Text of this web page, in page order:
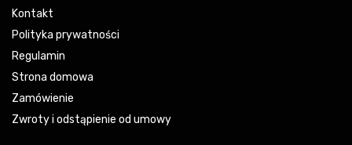
Kontakt
Polityka prywatności
Regulamin
Strona domowa
Zamówienie
Zwroty i odstąpienie od umowy